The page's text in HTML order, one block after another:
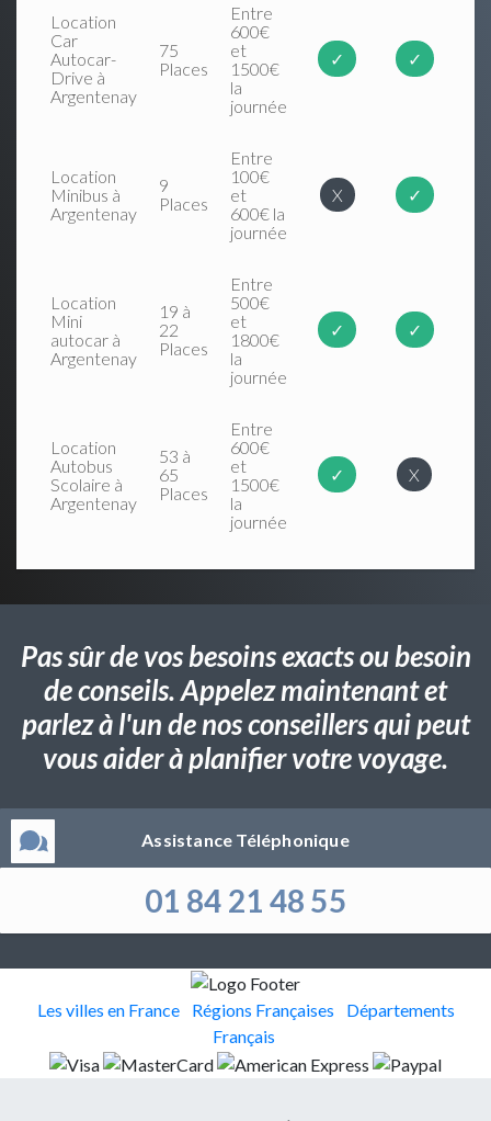
Location
Car
Autocar-
Drive à
Argentenay
75
Places
Entre
600€
et
1500€
la
journée
✓ ✓
Location
Minibus à
Argentenay
9
Places
Entre
100€
et
600€ la
journée
X ✓
Location
Mini
autocar à
Argentenay
19 à
22
Places
Entre
500€
et
1800€
la
journée
✓ ✓
Location
Autobus
Scolaire à
Argentenay
53 à
65
Places
Entre
600€
et
1500€
la
journée
✓ X
Pas sûr de vos besoins exacts ou besoin
de conseils. Appelez maintenant et
parlez à l'un de nos conseillers qui peut
vous aider à planifier votre voyage.
Assistance Téléphonique
01 84 21 48 55
Les villes en France Régions Françaises
Départements
Français